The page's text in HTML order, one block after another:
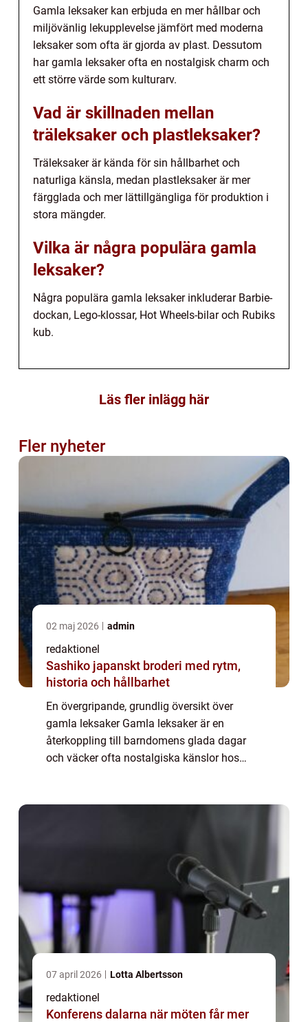
Gamla leksaker kan erbjuda en mer hållbar och
miljövänlig lekupplevelse jämfört med moderna
leksaker som ofta är gjorda av plast. Dessutom
har gamla leksaker ofta en nostalgisk charm och
ett större värde som kulturarv.
Vad är skillnaden mellan
träleksaker och plastleksaker?
Träleksaker är kända för sin hållbarhet och
naturliga känsla, medan plastleksaker är mer
färgglada och mer lättillgängliga för produktion i
stora mängder.
Vilka är några populära gamla
leksaker?
Några populära gamla leksaker inkluderar Barbie-
dockan, Lego-klossar, Hot Wheels-bilar och Rubiks
kub.
Läs fler inlägg här
Fler nyheter
02 maj 2026 admin
redaktionel
Sashiko japanskt broderi med rytm,
historia och hållbarhet
En övergripande, grundlig översikt över
gamla leksaker Gamla leksaker är en
återkoppling till barndomens glada dagar
och väcker ofta nostalgiska känslor hos
07 april 2026 Lotta Albertsson
redaktionel
Konferens dalarna när möten får mer